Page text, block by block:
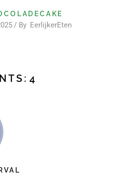
By EerlijkerEten
4